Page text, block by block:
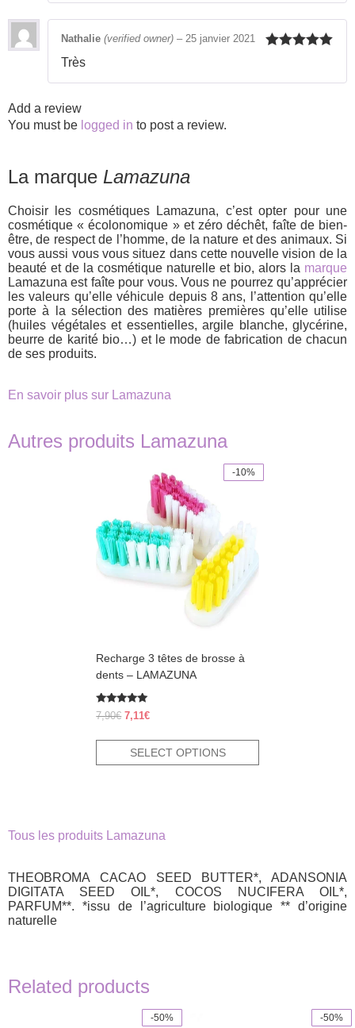
Nathalie (verified owner) – 25 janvier 2021
Très
Add a review
You must be logged in to post a review.
La marque Lamazuna
Choisir les cosmétiques Lamazuna, c’est opter pour une
cosmétique « écolonomique » et zéro déchêt, faîte de bien-
être, de respect de l’homme, de la nature et des animaux. Si
vous aussi vous vous situez dans cette nouvelle vision de la
beauté et de la cosmétique naturelle et bio, alors la marque
Lamazuna est faîte pour vous. Vous ne pourrez qu’apprécier
les valeurs qu’elle véhicule depuis 8 ans, l’attention qu’elle
porte à la sélection des matières premières qu’elle utilise
(huiles végétales et essentielles, argile blanche, glycérine,
beurre de karité bio…) et le mode de fabrication de chacun
de ses produits.
En savoir plus sur Lamazuna
Autres produits Lamazuna
-10%
Recharge 3 têtes de brosse à
dents – LAMAZUNA
Rated
5.00
7,90€ Original
7,90€.
7,11€Current
7,11€.
SELECT OPTIONS
multiple
variants.
The
options
may
page
Tous les produits Lamazuna
THEOBROMA CACAO SEED BUTTER*, ADANSONIA
DIGITATA SEED OIL*, COCOS NUCIFERA OIL*,
PARFUM**. *issu de l’agriculture biologique ** d’origine
naturelle
Related products
-50% -50%